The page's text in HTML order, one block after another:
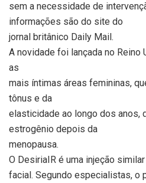
sem a necessidade de
informações são do site do
jornal britânico Daily Mail.
A novidade foi lançada no Reino
as
mais íntimas áreas femininas,
tônus e da
elasticidade ao longo dos anos,
estrogênio depois da
menopausa.
O DesiriaIR é uma injeção
facial. Segundo especialistas, o